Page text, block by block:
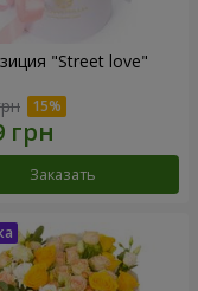
"Street love"
Заказать